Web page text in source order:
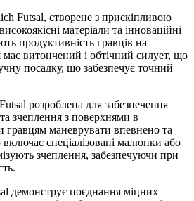
Futsal, створене з прискіпливою
матеріали та інноваційні
продуктивність гравців на
має витончений і обтічний силует, що
посадку, що забезпечує точний
розроблена для забезпечення
зчеплення з поверхнями в
гравцям маневрувати впевнено та
спеціалізовані малюнки або
зчеплення, забезпечуючи при
демонструє поєднання міцних